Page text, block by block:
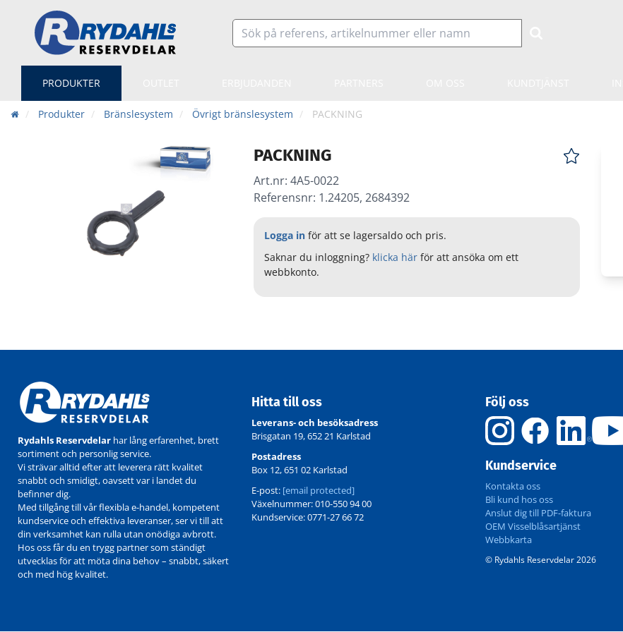
PRODUKTER
Produkter Bränslesystem Övrigt bränslesystem PACKNING
PACKNING
Art.nr: 4A5-0022
Referensnr: 1.24205, 2684392
Logga inför att se lagersaldo och pris.
Saknar du inloggning? klicka härför att ansöka om ett
webbkonto.
Rydahls Reservdelar har lång erfarenhet, brett
sortiment och personlig service.
Vi strävar alltid efter att leverera rätt kvalitet
snabbt och smidigt, oavsett var i landet du
befinner dig.
Med tillgång till vår flexibla e-handel, kompetent
kundservice och effektiva leveranser, ser vi till att
din verksamhet kan rulla utan onödiga avbrott.
Hos oss får du en trygg partner som ständigt
utvecklas för att möta dina behov – snabbt, säkert
och med hög kvalitet.
Hitta till oss
Leverans- och besöksadress
Brisgatan 19, 652 21 Karlstad
Postadress
Box 12, 651 02 Karlstad
E-post: [email protected]
Växelnummer: 010-550 94 00
Kundservice: 0771-27 66 72
Följ oss
Kundservice
Kontakta oss
Bli kund hos oss
Anslut dig till PDF-faktura
OEM Visselblåsartjänst
Webbkarta
© Rydahls Reservdelar 2026